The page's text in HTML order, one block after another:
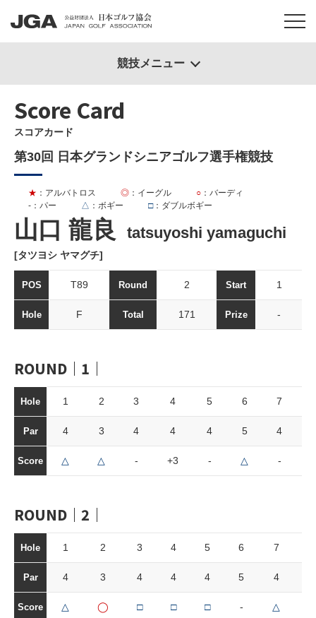
Score Card
スコアカード
第30回 日本グランドシニアゴルフ選手権競技
山口 龍良 tatsuyoshi yamaguchi
[タツヨシ ヤマグチ]
★ ：アルバトロス ◎ ：イーグル ○ ：バーディ
- ：パー △ ：ボギー □：ダブルボギー
POS T89 Round 2 Start 1
Hole F Total 171 Prize -
ROUND｜1｜
Hole 1 2 3 4 5 6 7
Par 4 3 4 4 4 5 4
Score △ △ - +3 - △ -
ROUND｜2｜
Hole 1 2 3 4 5 6 7
Par 4 3 4 4 4 5 4
Score △ ◯ □ □ □ - △
競技メニュー